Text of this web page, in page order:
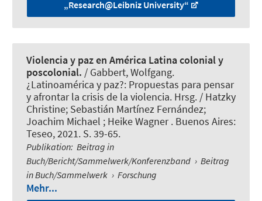
„Research@Leibniz University“
Violencia y paz en América Latina colonial y
poscolonial. / Gabbert, Wolfgang.
¿Latinoamérica y paz?: Propuestas para pensar
y afrontar la crisis de la violencia. Hrsg. / Hatzky
Christine; Sebastián Martínez Fernández;
Joachim Michael ; Heike Wagner . Buenos Aires:
Teseo, 2021. S. 39-65.
Publikation: Beitrag in
Buch/Bericht/Sammelwerk/Konferenzband › Beitrag
in Buch/Sammelwerk › Forschung
Mehr...